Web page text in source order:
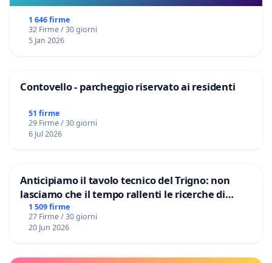
1 646 firme
32 Firme / 30 giorni
5 Jan 2026
Contovello - parcheggio riservato ai residenti
51 firme
29 Firme / 30 giorni
6 Jul 2026
Anticipiamo il tavolo tecnico del Trigno: non
lasciamo che il tempo rallenti le ricerche di
Domenico Racanati
1 509 firme
27 Firme / 30 giorni
20 Jun 2026